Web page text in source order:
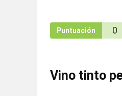
Puntuación 0
Vino tinto